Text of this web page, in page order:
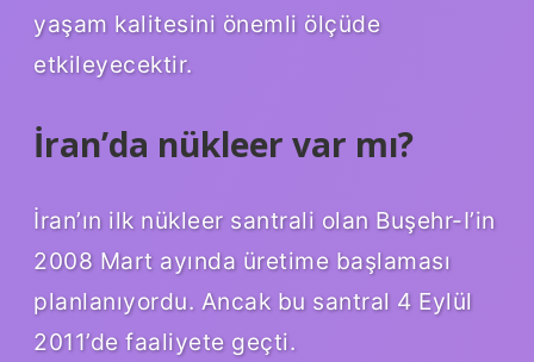
yaşam kalitesini önemli ölçüde
etkileyecektir.
İran’da nükleer var mı?
İran’ın ilk nükleer santrali olan Buşehr-I’in
2008 Mart ayında üretime başlaması
planlanıyordu. Ancak bu santral 4 Eylül
2011’de faaliyete geçti.